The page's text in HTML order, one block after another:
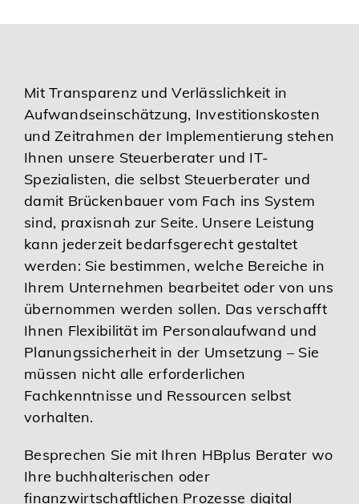
Mit Transparenz und Verlässlichkeit in
Aufwandseinschätzung, Investitionskosten
und Zeitrahmen der Implementierung stehen
Ihnen unsere Steuerberater und IT-
Spezialisten, die selbst Steuerberater und
damit Brückenbauer vom Fach ins System
sind, praxisnah zur Seite. Unsere Leistung
kann jederzeit bedarfsgerecht gestaltet
werden: Sie bestimmen, welche Bereiche in
Ihrem Unternehmen bearbeitet oder von uns
übernommen werden sollen. Das verschafft
Ihnen Flexibilität im Personalaufwand und
Planungssicherheit in der Umsetzung – Sie
müssen nicht alle erforderlichen
Fachkenntnisse und Ressourcen selbst
vorhalten.
Besprechen Sie mit Ihren HBplus Berater wo
Ihre buchhalterischen oder
finanzwirtschaftlichen Prozesse digital